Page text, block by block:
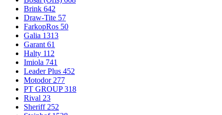
Brink 642
Draw-Tite 57
FarkopRos 50
Galia 1313
Garant 61
Halty 112
Imiola 741
Leader Plus 452
Motodor 277
PT GROUP 318
Rival 23
Sheriff 252